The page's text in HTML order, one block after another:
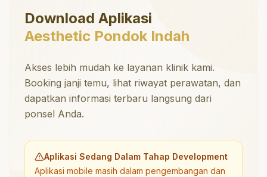
Download Aplikasi
Aesthetic Pondok Indah
Akses lebih mudah ke layanan klinik kami.
Booking janji temu, lihat riwayat perawatan, dan
dapatkan informasi terbaru langsung dari
ponsel Anda.
Aplikasi Sedang Dalam Tahap Development
Aplikasi mobile masih dalam pengembangan dan